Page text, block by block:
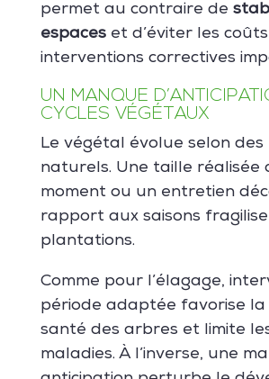
permet au contraire de
espaceset d’éviter les
interventions correctives
UN MANQUE
CYCLES VÉGÉTAUX
Le végétal évolue selon des
naturels. Une taille réalisée
moment ou un entretien
rapport aux saisons
plantations.
Comme pour l’élagage,
période adaptée favorise la
santé des arbres et limite
maladies. À l’inverse, une